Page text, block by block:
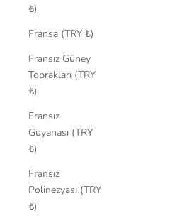
₺)
Fransa (TRY ₺)
Fransız Güney
Toprakları (TRY
₺)
Fransız
Guyanası (TRY
₺)
Fransız
Polinezyası (TRY
₺)